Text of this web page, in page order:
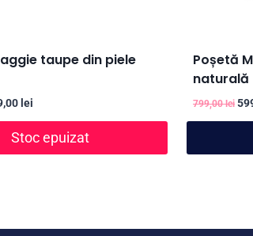
taupe din piele
leiPrețul
curent
este:
549,00 lei.
Stoc epuizat
Poșetă
naturală
799,00lei